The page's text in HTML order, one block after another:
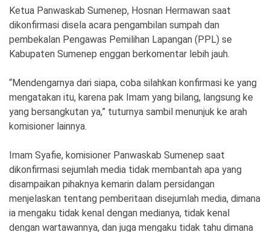
Ketua Panwaskab Sumenep, Hosnan Hermawan saat
dikonfirmasi disela acara pengambilan sumpah dan
pembekalan Pengawas Pemilihan Lapangan (PPL) se
Kabupaten Sumenep enggan berkomentar lebih jauh.
“Mendengarnya dari siapa, coba silahkan konfirmasi ke yang
mengatakan itu, karena pak Imam yang bilang, langsung ke
yang bersangkutan ya,” tuturnya sambil menunjuk ke arah
komisioner lainnya.
Imam Syafie, komisioner Panwaskab Sumenep saat
dikonfirmasi sejumlah media tidak membantah apa yang
disampaikan pihaknya kemarin dalam persidangan
menjelaskan tentang pemberitaan disejumlah media, dimana
ia mengaku tidak kenal dengan medianya, tidak kenal
dengan wartawannya, dan juga mengaku tidak tahu dimana